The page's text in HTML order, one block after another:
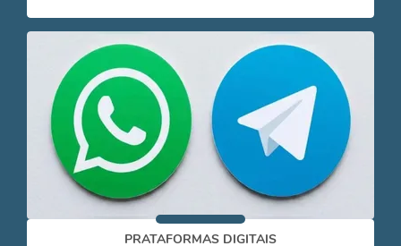
PRATAFORMAS DIGITAIS